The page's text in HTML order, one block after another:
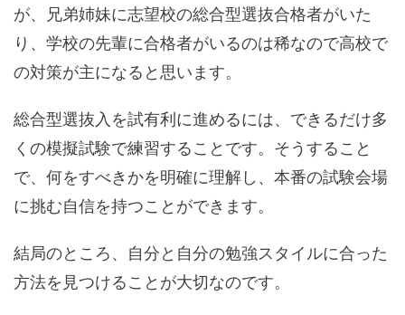
が、兄弟姉妹に志望校の総合型選抜合格者がいた
り、学校の先輩に合格者がいるのは稀なので高校で
の対策が主になると思います。
総合型選抜入を試有利に進めるには、できるだけ多
くの模擬試験で練習することです。そうすること
で、何をすべきかを明確に理解し、本番の試験会場
に挑む自信を持つことができます。
結局のところ、自分と自分の勉強スタイルに合った
方法を見つけることが大切なのです。